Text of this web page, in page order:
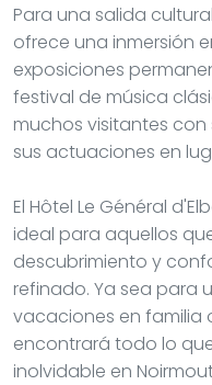
Para una salida
ofrece una inmersión
exposiciones
festival de música
muchos visitantes con
sus actuaciones en
El Hôtel Le Général
ideal para aquellos
descubrimiento y
refinado. Ya sea para
vacaciones en familia
encontrará todo lo
inolvidable en